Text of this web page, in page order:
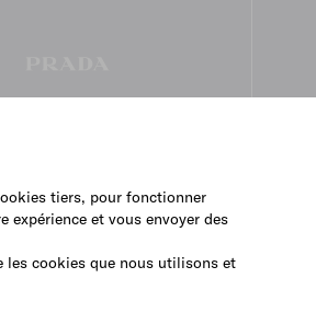
tiers, pour fonctionner
et vous envoyer des
les cookies que nous utilisons et